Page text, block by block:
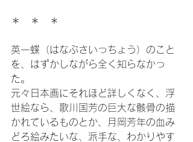
＊　＊　＊
英一蝶（はなぶさいっちょう）のこと
を、はずかしながら全く知らなかっ
た。
元々日本画にそれほど詳しくなく、浮
世絵なら、歌川国芳の巨大な骸骨の描
かれているものとか、月岡芳年の血み
どろ絵みたいな、派手な、わかりやす